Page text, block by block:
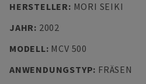
HERSTELLER: MORI SEIKI
JAHR: 2002
MODELL: MCV 500
ANWENDUNGSTYP: FRÄSEN